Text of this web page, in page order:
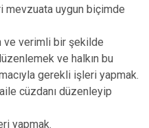
uygun biçimde
ve verimli bir şekilde
ve halkın bu
gerekli işleri yapmak.
cüzdanı düzenleyip
yapmak.